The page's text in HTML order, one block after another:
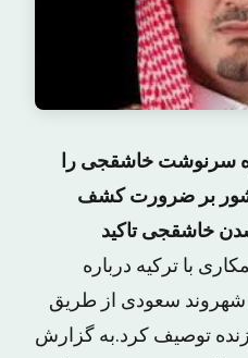
سرنوشت خاشقجی را
بر ضرورت کشف
خاشقجی تاکید
با ترکیه درباره
سعودی از طریق
توصیف کرد.به گزارش